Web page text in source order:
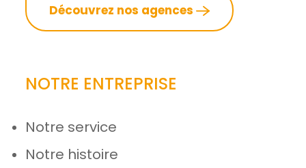
Découvrez nos agences
NOTRE ENTREPRISE
Notre service
Notre histoire